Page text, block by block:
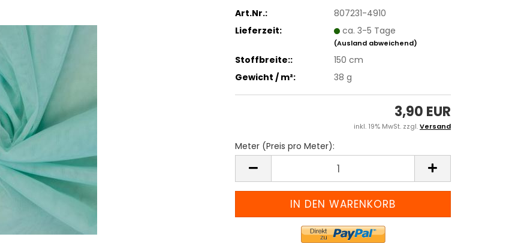
Passwort vergessen?
Schnelle Anmeldung mit
Art.Nr.:
807231-4910
Lieferzeit:
ca. 3-5 Tage
(Ausland abweichend)
Stoffbreite::
150 cm
Gewicht / m²:
38 g
3,90 EUR
inkl. 19% MwSt. zzgl.Versand
Meter (Preis pro Meter):
Meter
(Preis
pro